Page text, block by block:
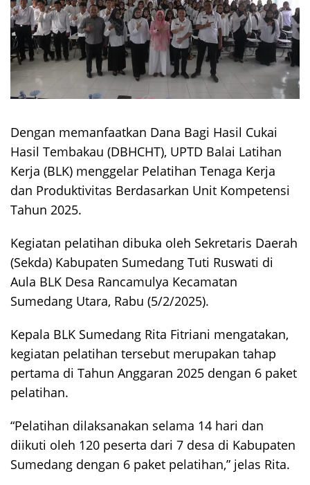
Dengan memanfaatkan Dana Bagi Hasil Cukai
Hasil Tembakau (DBHCHT), UPTD Balai Latihan
Kerja (BLK) menggelar Pelatihan Tenaga Kerja
dan Produktivitas Berdasarkan Unit Kompetensi
Tahun 2025.
Kegiatan pelatihan dibuka oleh Sekretaris Daerah
(Sekda) Kabupaten Sumedang Tuti Ruswati di
Aula BLK Desa Rancamulya Kecamatan
Sumedang Utara, Rabu (5/2/2025).
Kepala BLK Sumedang Rita Fitriani mengatakan,
kegiatan pelatihan tersebut merupakan tahap
pertama di Tahun Anggaran 2025 dengan 6 paket
pelatihan.
“Pelatihan dilaksanakan selama 14 hari dan
diikuti oleh 120 peserta dari 7 desa di Kabupaten
Sumedang dengan 6 paket pelatihan,” jelas Rita.